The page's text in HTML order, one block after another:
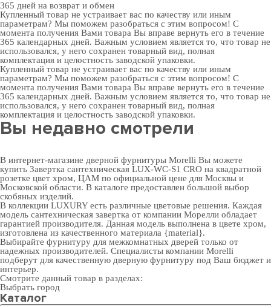
365 дней на возврат и обмен
Купленный товар не устраивает вас по качеству или иным
параметрам? Мы поможем разобраться с этим вопросом! С
момента получения Вами товара Вы вправе вернуть его в течение
365 календарных дней. Важным условием является то, что товар не
использовался, у него сохранен товарный вид, полная
комплектация и целостность заводской упаковки.
Купленный товар не устраивает вас по качеству или иным
параметрам? Мы поможем разобраться с этим вопросом! С
момента получения Вами товара Вы вправе вернуть его в течение
365 календарных дней. Важным условием является то, что товар не
использовался, у него сохранен товарный вид, полная
комплектация и целостность заводской упаковки.
Вы недавно смотрели
В интернет-магазине дверной фурнитуры Morelli Вы можете
купить Завертка сантехническая LUX-WC-S1 CRO на квадратной
розетке цвет хром, ЦАМ по официальной цене для Москвы и
Московской области. В каталоге предоставлен большой выбор
скобяных изделий.
В коллекции LUXURY есть различные цветовые решения. Каждая
модель сантехническая завертка от компании Морелли обладает
гарантией производителя. Данная модель выполнена в цвете хром,
изготовлена из качественного материала {material}.
Выбирайте фурнитуру для межкомнатных дверей только от
надежных производителей. Специалисты компании Morelli
подберут для качественную дверную фурнитуру под Ваш бюджет и
интерьер.
Смотрите данный товар в разделах:
Выбрать город
Каталог